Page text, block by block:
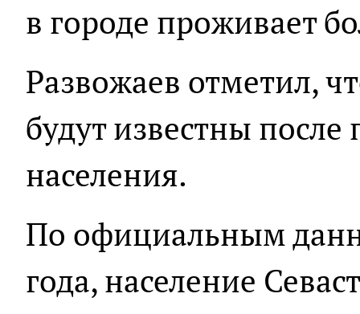
в городе проживает
Развожаев отметил,
будут известны
населения.
По официальным
года, население